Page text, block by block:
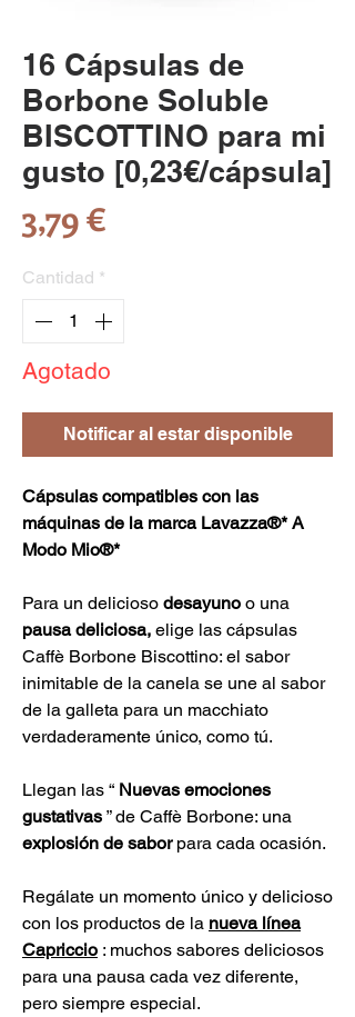
16 Cápsulas de
Borbone Soluble
BISCOTTINO para mi
gusto [0,23€/cápsula]
3,79 €
Cantidad *
Agotado
Notificar al estar disponible
Cápsulas compatibles con las
máquinas de la marca Lavazza®* A
Modo Mio®*
Para un delicioso desayuno o una
pausa deliciosa, elige las cápsulas
Caffè Borbone Biscottino: el sabor
inimitable de la canela se une al sabor
de la galleta para un macchiato
verdaderamente único, como tú.
Llegan las “ Nuevas emociones
gustativas ” de Caffè Borbone: una
explosión de saborpara cada ocasión.
Regálate un momento único y delicioso
con los productos de la nueva línea
Capriccio : muchos sabores deliciosos
para una pausa cada vez diferente,
pero siempre especial.